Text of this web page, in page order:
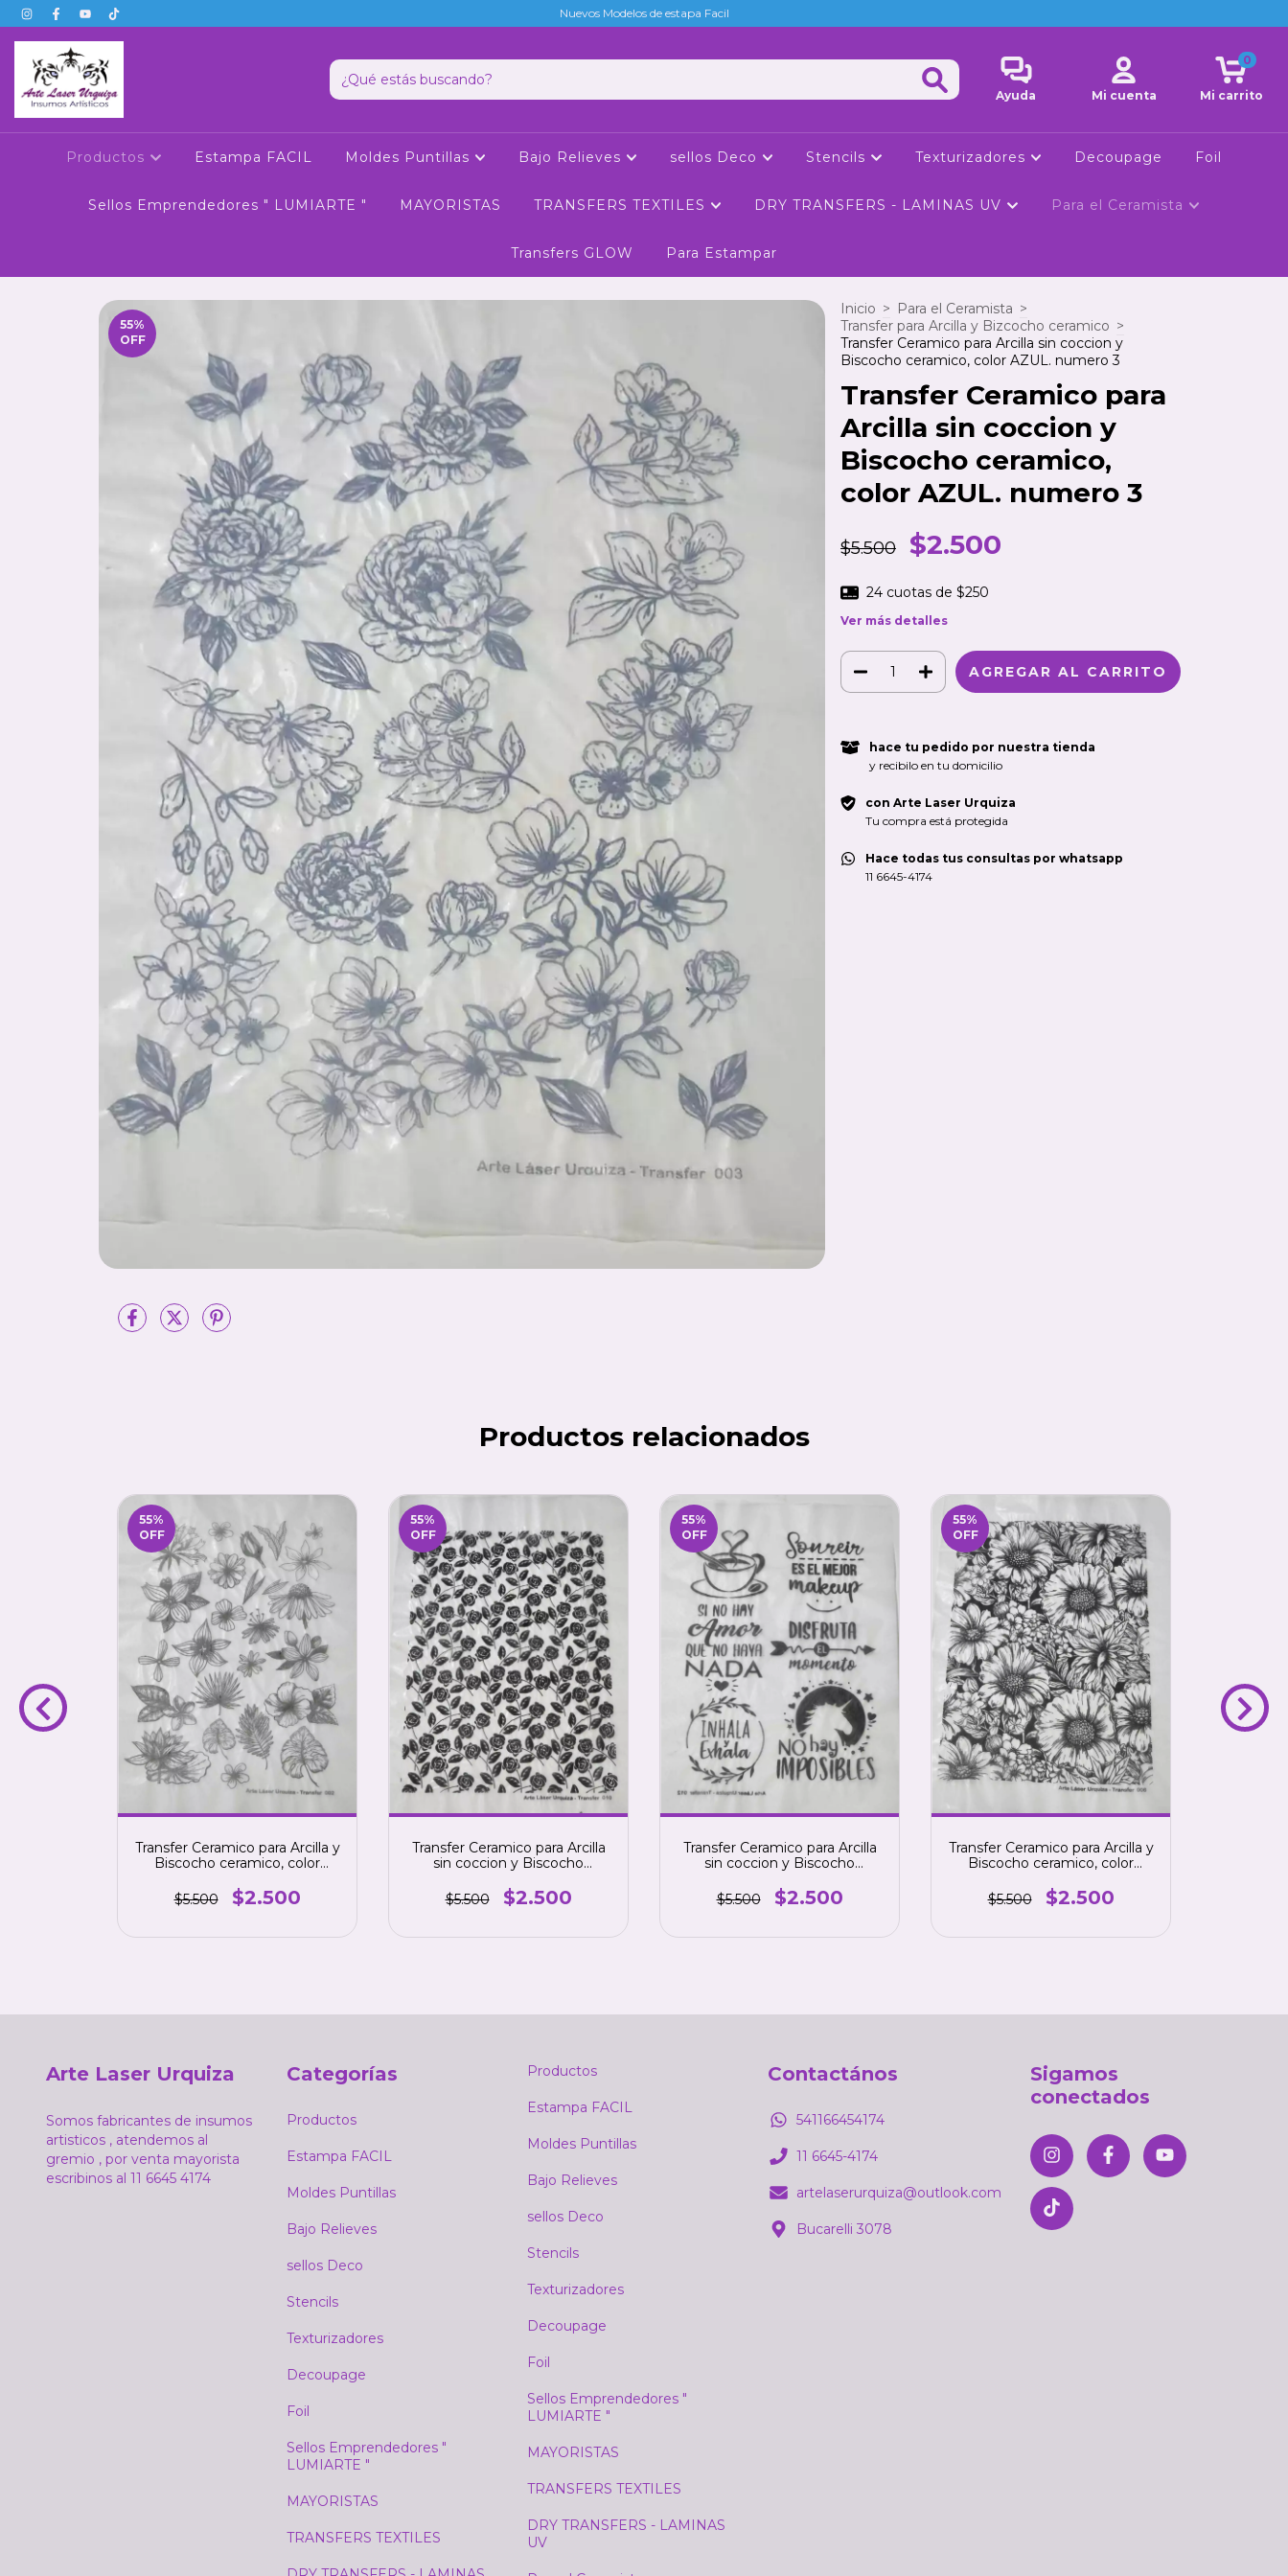
Nuevos Modelos de estapa Facil
Ayuda Mi cuenta Mi carrito
0
Productos Estampa FACIL Moldes Puntillas Bajo Relieves sellos Deco Stencils Texturizadores Decoupage Foil
Sellos Emprendedores " LUMIARTE " MAYORISTAS TRANSFERS TEXTILES DRY TRANSFERS - LAMINAS UV Para el Ceramista
Transfers GLOW Para Estampar
55%
OFF
Inicio > Para el Ceramista >
Transfer para Arcilla y Bizcocho ceramico >
Transfer Ceramico para Arcilla sin coccion y
Biscocho ceramico, color AZUL. numero 3
Transfer Ceramico para
Arcilla sin coccion y
Biscocho ceramico,
color AZUL. numero 3
$5.500 $2.500
24 cuotas de $250
Ver más detalles
hace tu pedido por nuestra tienda
y recibilo en tu domicilio
con Arte Laser Urquiza
Tu compra está protegida
Hace todas tus consultas por whatsapp
11 6645-4174
Productos relacionados
55%
OFF
Transfer Ceramico para Arcilla y
Biscocho ceramico, color
$5.500
$2.500
55%
OFF
Transfer Ceramico para Arcilla
sin coccion y Biscocho
numero 10
$5.500 $2.500
55%
OFF
Transfer Ceramico para Arcilla
sin coccion y Biscocho
numero 12
$5.500 $2.500
55%
OFF
Transfer Ceramico para Arcilla y
Biscocho ceramico, color
$5.500
$2.500
Arte Laser Urquiza
Somos fabricantes de insumos
artisticos , atendemos al
gremio , por venta mayorista
escribinos al 11 6645 4174
Categorías
Productos
Estampa FACIL
Moldes Puntillas
Bajo Relieves
sellos Deco
Stencils
Texturizadores
Decoupage
Foil
Sellos Emprendedores "
LUMIARTE "
MAYORISTAS
TRANSFERS TEXTILES
Productos
Estampa FACIL
Moldes Puntillas
Bajo Relieves
sellos Deco
Stencils
Texturizadores
Decoupage
Foil
Sellos Emprendedores "
LUMIARTE "
MAYORISTAS
TRANSFERS TEXTILES
DRY TRANSFERS - LAMINAS
UV
Contactános
541166454174
11 6645-4174
artelaserurquiza@outlook.com
Bucarelli 3078
Sigamos
conectados